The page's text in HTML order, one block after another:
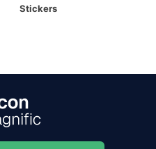
Stickers